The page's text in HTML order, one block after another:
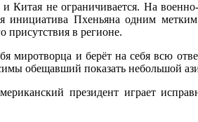
Китая не ограничивается. На
Пхеньяна одним
присутствия в регионе.
миротворца и берёт на себя всю
обещавший показать небольшой
президент играет